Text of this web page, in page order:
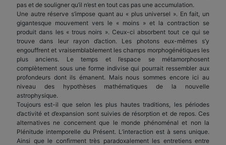
pas et de souligner qu’il n’est en tout cas pas une accumulation.
Une autre réserve s’impose quant au « plus universel ». En fait, un
gigantesque mouvement vers le « moins » et la contraction se
produit dans les « trous noirs ». Ceux-ci absorbent tout ce qui se
trouve dans leur rayon d’action. Les photons eux-mêmes s’y
engouffrent et vraisemblablement les champs morphogénétiques les
plus anciens. Le temps et l’espace se métamorphosent
complètement sous une forme indivise qui pourrait ressembler aux
profondeurs dont ils émanent. Mais nous sommes encore ici au
niveau des hypothèses mathématiques de la nouvelle
astrophysique.
Toujours est-il que selon les plus hautes traditions, les périodes
d’activité et d’expansion sont suivies de résorption et de repos. Ces
alternatives ne concernent que le monde phénoménal et non la
Plénitude intemporelle du Présent. L’interaction est à sens unique.
Ainsi que le confirment très paradoxalement les entretiens entre